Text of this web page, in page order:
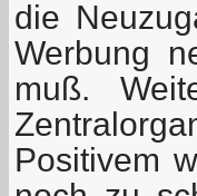
die
Werbung
muß.
Positivem